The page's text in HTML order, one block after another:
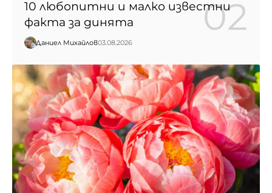
10 любопитни и малко известни
факта за динята
Даниел Михайлов03.08.2026